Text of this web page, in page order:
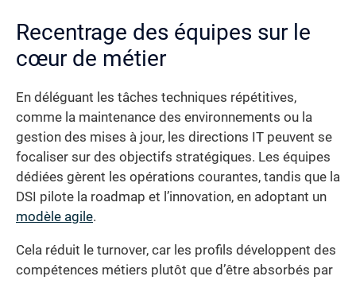
Recentrage des équipes sur le
cœur de métier
En déléguant les tâches techniques répétitives,
comme la maintenance des environnements ou la
gestion des mises à jour, les directions IT peuvent se
focaliser sur des objectifs stratégiques. Les équipes
dédiées gèrent les opérations courantes, tandis que la
DSI pilote la roadmap et l’innovation, en adoptant un
modèle agile.
Cela réduit le turnover, car les profils développent des
compétences métiers plutôt que d’être absorbés par